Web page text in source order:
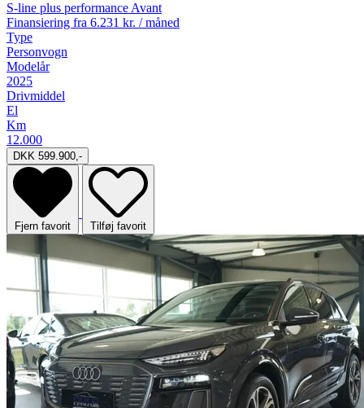
S-line plus performance Avant
Finansiering fra 6.231 kr. / måned
Type
Personvogn
Modelår
2025
Drivmiddel
El
Km
12.000
DKK 599.900,-
Fjern favorit Tilføj favorit